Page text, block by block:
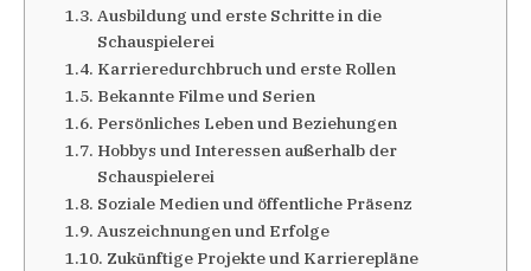
Ausbildung und erste Schritte in die
Schauspielerei
Karrieredurchbruch und erste Rollen
Bekannte Filme und Serien
Persönliches Leben und Beziehungen
Hobbys und Interessen außerhalb der
Schauspielerei
Soziale Medien und öffentliche Präsenz
Auszeichnungen und Erfolge
Zukünftige Projekte und Karrierepläne